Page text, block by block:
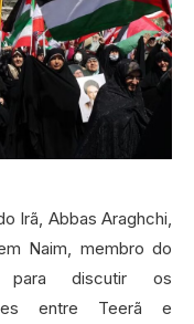
Irã, Abbas Araghchi,
Naim, membro do
para discutir os
entre Teerã e